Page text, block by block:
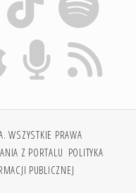
WSZYSTKIE PRAWA
Z PORTALU POLITYKA
PUBLICZNEJ